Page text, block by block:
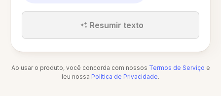
Resumir texto
Ao usar o produto, você concorda com nossos Termos de Serviço e
leu nossa Política de Privacidade.